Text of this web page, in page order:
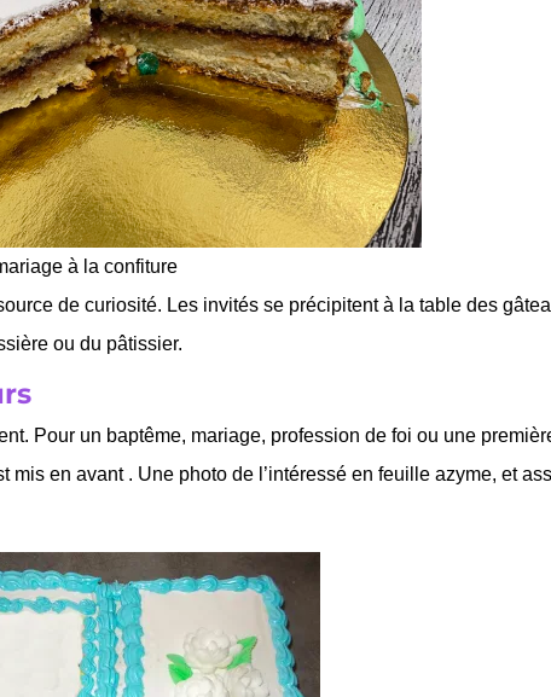
à la confiture
de curiosité. Les invités se précipitent à la table des
ou du pâtissier.
Pour un baptême, mariage, profession de foi ou une
mis en avant . Une photo de l’intéressé en feuille azyme, et